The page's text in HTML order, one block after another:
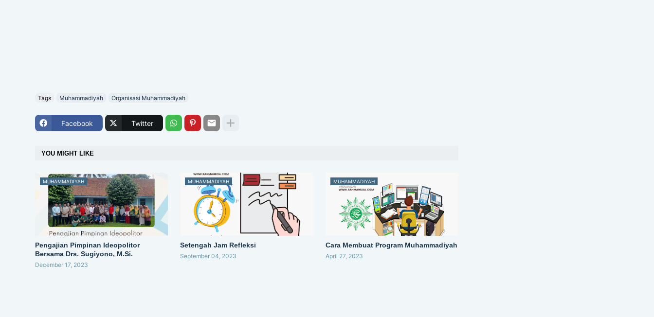
Tags Muhammadiyah Organisasi Muhammadiyah
Facebook Twitter
YOU MIGHT LIKE
MUHAMMADIYAH
Pengajian Pimpinan Ideopolitor
Bersama Drs. Sugiyono, M.Si.
December 17, 2023
MUHAMMADIYAH
Setengah Jam Refleksi
September 04, 2023
MUHAMMADIYAH
Cara Membuat Program Muhammadiyah
April 27, 2023